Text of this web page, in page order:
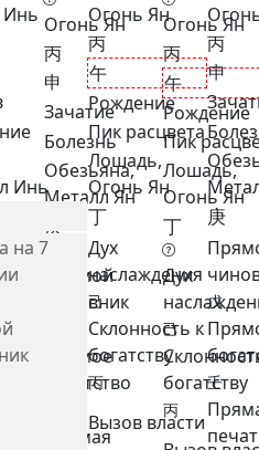
Огонь Ян
Огонь Ян
丙
丙
申
午
Зачатие
Рождение
Болезнь
Пик
Обезьяна,
Металл Ян
Лошадь,
Огонь Ян
庚 丁
Прямой
чиновник
Дух
己
Прямое
богатство
богатству
丙
Прямая
Инь
Огонь Ян
丙
丙
午
申
Рождение
Пик расцвета
Инь
Лошадь,
Огонь Ян
丁 庚
на 7
Дух
наслаждения
己 戊
Склонность к
богатству
丙 壬
Вызов власти